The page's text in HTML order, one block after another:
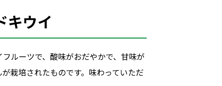
キウイ
ルーツで、酸味がおだやかで、甘味が
栽培されたものです。味わっていただ